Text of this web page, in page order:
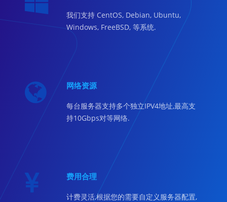
我们支持 CentOS, Debian, Ubuntu,
Windows, FreeBSD, 等系统.
网络资源
每台服务器支持多个独立IPV4地址,最高支
持10Gbps对等网络.
费用合理
计费灵活,根据您的需要自定义服务器配置,